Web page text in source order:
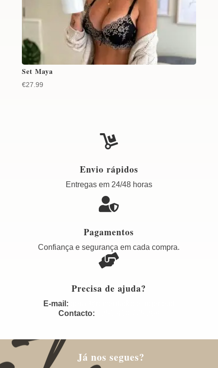
Set Maya
€27.99

Envio rápidos
Entregas em 24/48 horas

Pagamentos
Confiança e segurança em cada compra.

Precisa de ajuda?
E-mail:
Contacto:
Já nos segues?